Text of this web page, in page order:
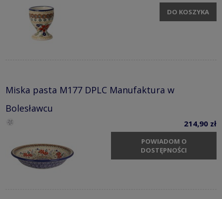
DO KOSZYKA
Miska pasta M177 DPLC Manufaktura w
Bolesławcu
214,90 zł
POWIADOM O
DOSTĘPNOŚCI